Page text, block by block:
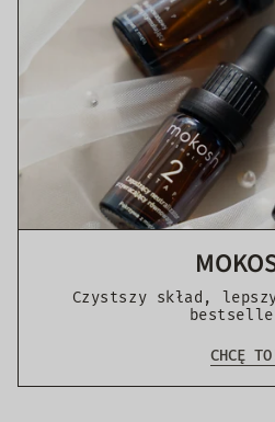
Czystszy skład,
CHCĘ